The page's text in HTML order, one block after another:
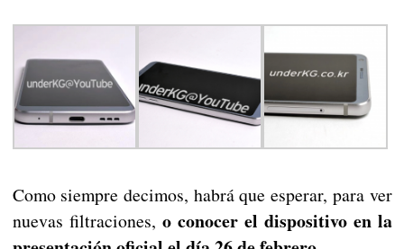
Como siempre decimos, habrá que esperar, para ver
nuevas filtraciones, o conocer el dispositivo en la